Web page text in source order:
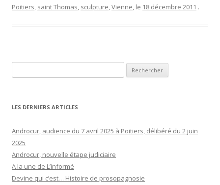
Poitiers, saint Thomas, sculpture,Vienne, le 18 décembre 2011 .
LES DERNIERS ARTICLES
Androcur, audience du 7 avril 2025 à Poitiers, délibéré du 2 juin
2025
Androcur, nouvelle étape judiciaire
A la une de L’informé
Devine qui c’est… Histoire de prosopagnosie